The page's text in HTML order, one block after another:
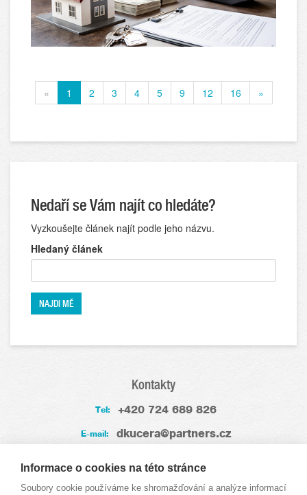
« 1 2 3 4 5 9 12 16 »
Nedaří se Vám najít co hledáte?
Vyzkoušejte článek najít podle jeho názvu.
Hledaný článek
Kontakty
Tel: +420 724 689 826
E-mail: dkucera@partners.cz
Zkušenosti
Informace o cookies na této stránce
Soubory cookie používáme ke shromažďování a analýze informací